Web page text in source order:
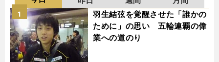
羽生結弦を覚醒させた「誰かの
ために」の思い 五輪連覇の偉
業への道のり
1